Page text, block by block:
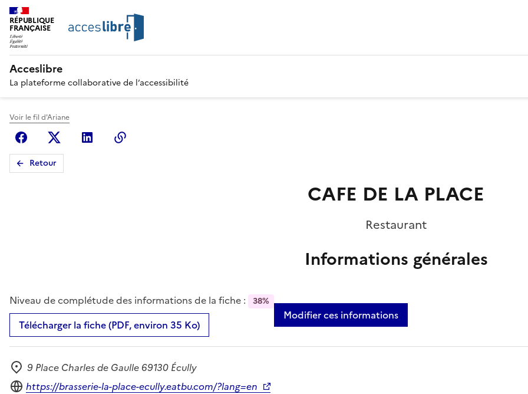
RÉPUBLIQUE
FRANÇAISE
Acceslibre
La plateforme collaborative de l’accessibilité
Voir le fil d'Ariane
FacebookX (anciennement Twitter)
Linkedin
Retour
CAFE DE LA PLACE
Restaurant
Informations générales
Niveau de complétude des informations de la fiche : 38%
Télécharger la fiche (PDF, environ 35 Ko)
Modifier ces informations
Adresse
9 Place Charles de Gaulle 69130 Écully
Site internet
https://brasserie-la-place-ecully.eatbu.com/?lang=en